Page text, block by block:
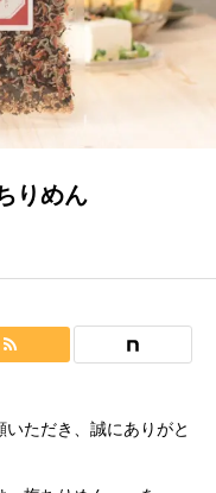
りめん
ただき、誠にありがと